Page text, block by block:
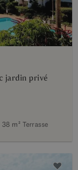
jardin privé
38 m² Terrasse